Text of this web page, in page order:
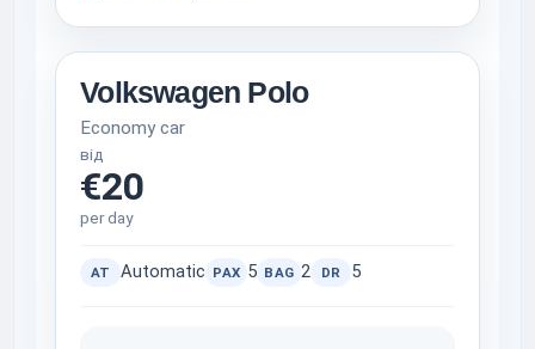
Volkswagen Polo
Economy car
від
€20
per day
AT Automatic PAX 5 BAG 2 DR 5